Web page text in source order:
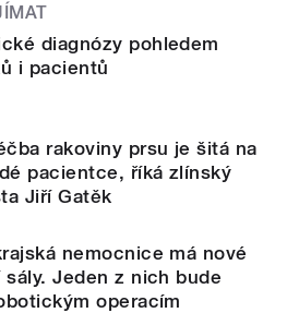
diagnózy pohledem
i pacientů
rakoviny prsu je šitá na
pacientce, říká zlínský
Jiří Gatěk
nemocnice má nové
sály. Jeden z nich bude
operacím